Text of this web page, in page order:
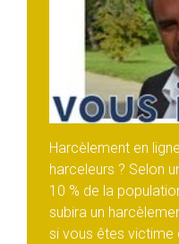
Harcèlement en
harceleurs ? Selon
10 % de la
subira un
si vous êtes victime